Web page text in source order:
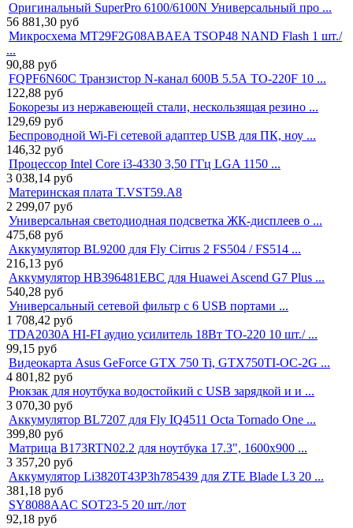
Оригинальный SuperPro 6100/6100N Универсальный про ...
56 881,30 руб
Микросхема MT29F2G08ABAEA TSOP48 NAND Flash 1 шт./
...
90,88 руб
FQPF6N60C Транзистор N-канал 600В 5.5А TO-220F 10 ...
122,88 руб
Бокорезы из нержавеющей стали, нескользящая резино ...
129,69 руб
Беспроводной Wi-Fi сетевой адаптер USB для ПК, ноу ...
146,32 руб
Процессор Intel Core i3-4330 3,50 ГГц LGA 1150 ...
3 038,14 руб
Материнская плата T.VST59.A8
2 299,07 руб
Универсальная светодиодная подсветка ЖК-дисплеев о ...
475,68 руб
Аккумулятор BL9200 для Fly Cirrus 2 FS504 / FS514 ...
216,13 руб
Аккумулятор HB396481EBC для Huawei Ascend G7 Plus ...
540,28 руб
Универсальный сетевой фильтр с 6 USB портами ...
1 708,42 руб
TDA2030A HI-FI аудио усилитель 18Вт TO-220 10 шт./ ...
99,15 руб
Видеокарта Asus GeForce GTX 750 Ti, GTX750TI-OC-2G ...
4 801,82 руб
Рюкзак для ноутбука водостойкий с USB зарядкой и и ...
3 070,30 руб
Аккумулятор BL7207 для Fly IQ4511 Octa Tornado One ...
399,80 руб
Матрица B173RTN02.2 для ноутбука 17.3", 1600x900 ...
3 357,20 руб
Аккумулятор Li3820T43P3h785439 для ZTE Blade L3 20 ...
381,18 руб
SY8088AAC SOT23-5 20 шт./лот
92,18 руб